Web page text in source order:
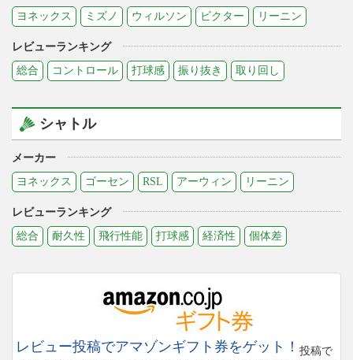
ヨネックス
ミズノ ウィルソン ビクター リーニン
レビューランキング
総合
コントロール 打球感 振り抜き 取り回し
シャトル
メーカー
ヨネックス
ゴーセン RSL アーウィン リーニン
レビューランキング
総合
耐久性 飛行性能 打球感 経済性 個体差
レビュー投稿でアマゾンギフト券をゲット！ 投稿で